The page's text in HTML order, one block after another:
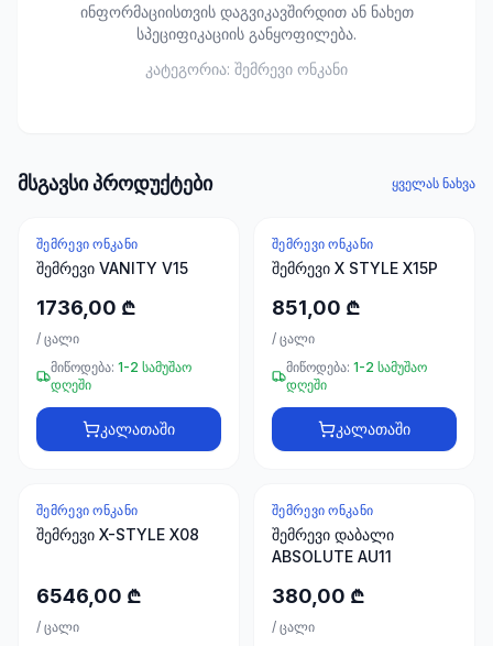
პროდუქტი
ხელსაწყოები
30
სამაგრები
20
პროდუქტი
ინტერიერი
პროდუქტი
599
23
ინფორმაციისთვის დაგვიკავშირდით ან ნახეთ
სპეციფიკაციის განყოფილება.
კატეგორია: შემრევი ონკანი
მსგავსი პროდუქტები ყველას ნახვა
ᲨᲔᲛᲠᲔᲕᲘ ᲝᲜᲙᲐᲜᲘ
შემრევი VANITY V15
1736,00 ₾
/ ცალი
მიწოდება: 1-2 სამუშაო
დღეში
კალათაში
ᲨᲔᲛᲠᲔᲕᲘ ᲝᲜᲙᲐᲜᲘ
შემრევი X STYLE X15P
851,00 ₾
/ ცალი
მიწოდება: 1-2 სამუშაო
დღეში
კალათაში
ᲨᲔᲛᲠᲔᲕᲘ ᲝᲜᲙᲐᲜᲘ
შემრევი X-STYLE X08
6546,00 ₾
/ ცალი
ᲨᲔᲛᲠᲔᲕᲘ ᲝᲜᲙᲐᲜᲘ
შემრევი დაბალი
ABSOLUTE AU11
380,00 ₾
/ ცალი